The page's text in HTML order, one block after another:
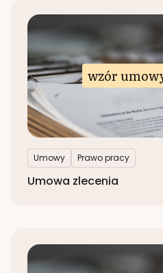
wzór
Umowy Prawo pracy
Umowa zlecenia